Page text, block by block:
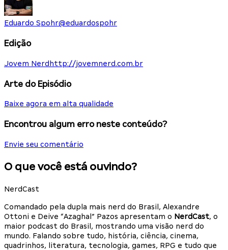
Eduardo Spohr@eduardospohr
Edição
Jovem Nerd http://jovemnerd.com.br
Arte do Episódio
Baixe agora em alta qualidade
Encontrou algum erro neste conteúdo?
Envie seu comentário
O que você está ouvindo?
NerdCast
Comandado pela dupla mais nerd do Brasil, Alexandre
Ottoni e Deive “Azaghal” Pazos apresentam o NerdCast, o
maior podcast do Brasil, mostrando uma visão nerd do
mundo. Falando sobre tudo, história, ciência, cinema,
quadrinhos, literatura, tecnologia, games, RPG e tudo que